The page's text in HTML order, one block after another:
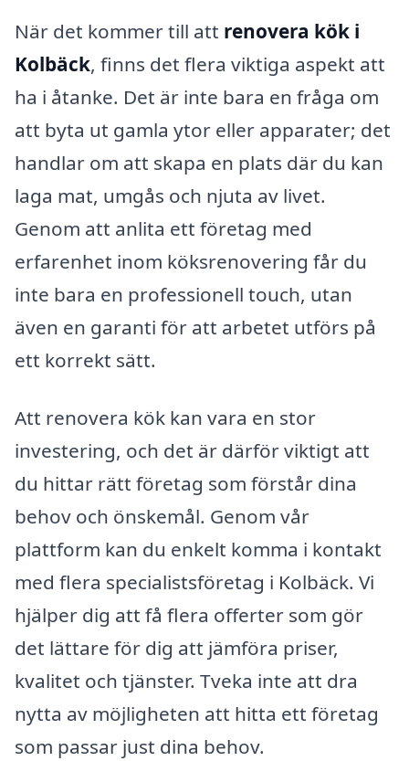
När det kommer till att renovera kök i
Kolbäck, finns det flera viktiga aspekt att
ha i åtanke. Det är inte bara en fråga om
att byta ut gamla ytor eller apparater; det
handlar om att skapa en plats där du kan
laga mat, umgås och njuta av livet.
Genom att anlita ett företag med
erfarenhet inom köksrenovering får du
inte bara en professionell touch, utan
även en garanti för att arbetet utförs på
ett korrekt sätt.
Att renovera kök kan vara en stor
investering, och det är därför viktigt att
du hittar rätt företag som förstår dina
behov och önskemål. Genom vår
plattform kan du enkelt komma i kontakt
med flera specialistsföretag i Kolbäck. Vi
hjälper dig att få flera offerter som gör
det lättare för dig att jämföra priser,
kvalitet och tjänster. Tveka inte att dra
nytta av möjligheten att hitta ett företag
som passar just dina behov.